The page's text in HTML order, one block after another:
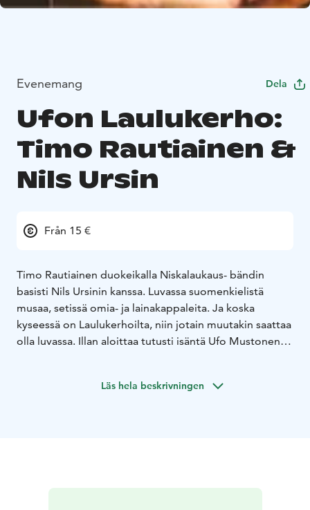
Evenemang Dela
Ufon Laulukerho:
Timo Rautiainen &
Nils Ursin
Från 15 €
Timo Rautiainen duokeikalla Niskalaukaus- bändin
basisti Nils Ursinin kanssa. Luvassa suomenkielistä
musaa, setissä omia- ja lainakappaleita. Ja koska
kyseessä on Laulukerhoilta, niin jotain muutakin saattaa
olla luvassa. Illan aloittaa tutusti isäntä Ufo Mustonen
Läs hela beskrivningen